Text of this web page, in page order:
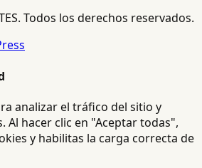
Todos los derechos reservados.
analizar el tráfico del sitio y
Al hacer clic en "Aceptar todas",
y habilitas la carga correcta de